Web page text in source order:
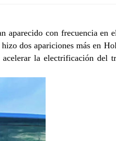
aparecido con frecuencia en
dos apariciones más en
la electrificación del